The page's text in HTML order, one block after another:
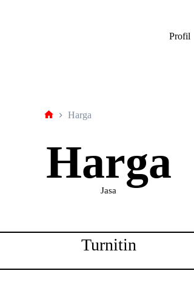
Profil
Harga
Harga
Jasa
Turnitin